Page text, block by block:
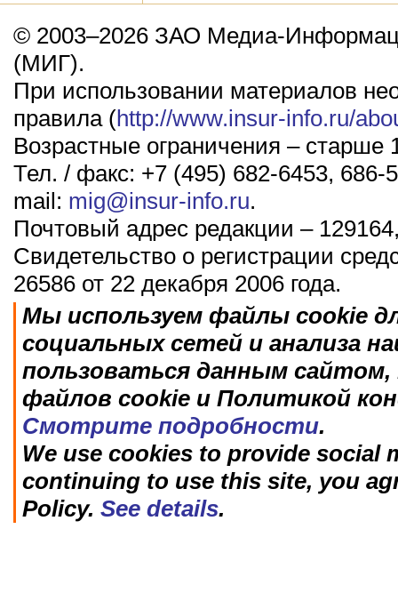
© 2003–2026 ЗАО Медиа-
(МИГ).
При использовании материалов
правила (http://www.insur-info.ru/
Возрастные ограничения – старше
Тел. / факс: +7 (495) 682-6453, 686-
mail: mig@insur-info.ru.
Почтовый адрес редакции –
Свидетельство о регистрации
26586 от 22 декабря 2006 года.
Мы используем файлы cookie
социальных сетей и анализа
пользоваться данным
файлов cookie и Политикой
Смотрите подробности.
We use cookies to provide social
continuing to use this site, you
Policy. See details.